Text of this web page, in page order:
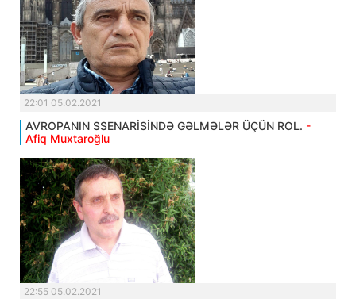
22:01 05.02.2021
AVROPANIN SSENARİSİNDƏ GƏLMƏLƏR ÜÇÜN ROL. -
Afiq Muxtaroğlu
22:55 05.02.2021